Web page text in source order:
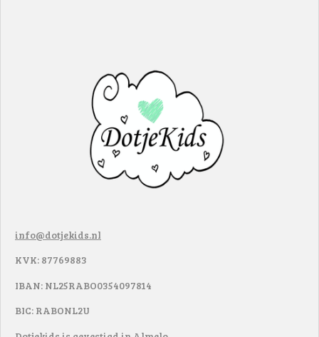
info@dotjekids.nl
KVK: 87769883
IBAN: NL25RABO0354097814
BIC: RABONL2U